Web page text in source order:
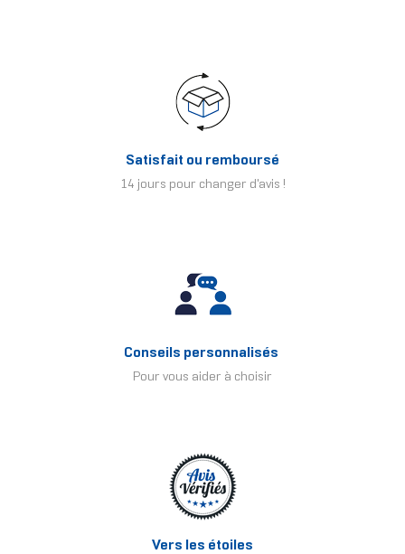
Satisfait ou remboursé
14 jours pour changer d'avis !
Conseils personnalisés
Pour vous aider à choisir
Vers les étoiles